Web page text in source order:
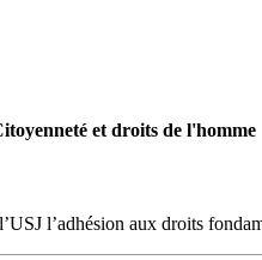
et droits de l'homme
l’adhésion aux droits